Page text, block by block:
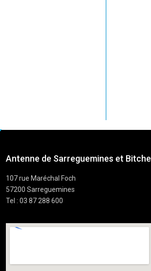
Antenne de Sarreguemines et Bitche
107 rue Maréchal Foch
57200 Sarreguemines
Tel : 03 87 288 600